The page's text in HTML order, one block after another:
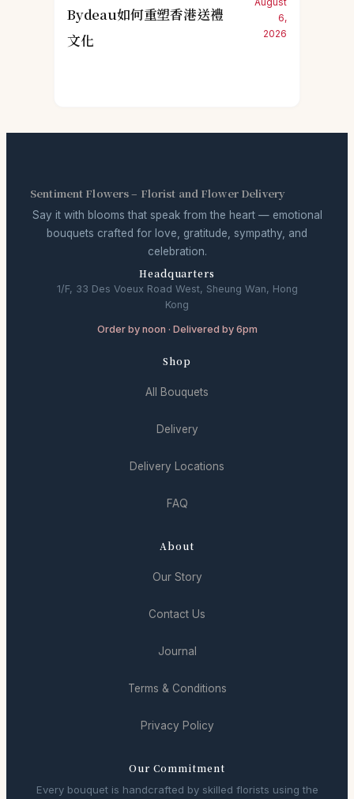
Bydeau如何重塑香港送禮
文化
6,
2026
Sentiment Flowers – Florist and Flower Delivery
Say it with blooms that speak from the heart — emotional
bouquets crafted for love, gratitude, sympathy, and
celebration.
Headquarters
1/F, 33 Des Voeux Road West, Sheung Wan, Hong
Kong
Order by noon · Delivered by 6pm
Shop
All Bouquets
Delivery
Delivery Locations
FAQ
About
Our Story
Contact Us
Journal
Terms & Conditions
Privacy Policy
Our Commitment
Every bouquet is handcrafted by skilled florists using the